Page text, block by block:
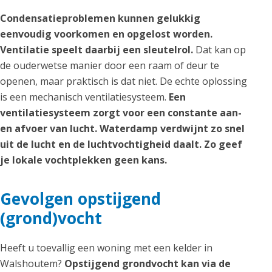
Condensatieproblemen kunnen gelukkig
eenvoudig voorkomen en opgelost worden.
Ventilatie speelt daarbij een sleutelrol. Dat kan op
de ouderwetse manier door een raam of deur te
openen, maar praktisch is dat niet. De echte oplossing
is een mechanisch ventilatiesysteem. Een
ventilatiesysteem zorgt voor een constante aan-
en afvoer van lucht. Waterdamp verdwijnt zo snel
uit de lucht en de luchtvochtigheid daalt. Zo geef
je lokale vochtplekken geen kans.
Gevolgen opstijgend
(grond)vocht
Heeft u toevallig een woning met een kelder in
Walshoutem? Opstijgend grondvocht kan via de